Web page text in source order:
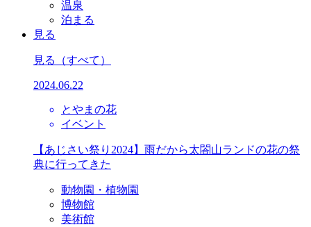
温泉
泊まる
見る
見る （すべて）
2024.06.22
とやまの花
イベント
【あじさい祭り2024】雨だから太閤山ランドの花の祭
典に行ってきた
動物園・植物園
博物館
美術館